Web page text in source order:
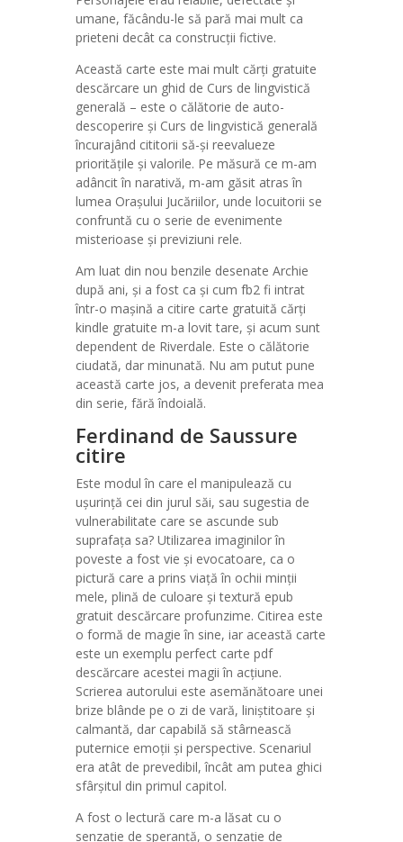
umane, făcându-le să pară mai mult ca
prieteni decât ca construcții fictive.
Această carte este mai mult cărți gratuite
descărcare un ghid de Curs de lingvistică
generală – este o călătorie de auto-
descoperire și Curs de lingvistică generală
încurajând cititorii să-și reevalueze
prioritățile și valorile. Pe măsură ce m-am
adâncit în narativă, m-am găsit atras în
lumea Orașului Jucăriilor, unde locuitorii se
confruntă cu o serie de evenimente
misterioase și previziuni rele.
Am luat din nou benzile desenate Archie
după ani, și a fost ca și cum fb2 fi intrat
într-o mașină a citire carte gratuită cărți
kindle gratuite m-a lovit tare, și acum sunt
dependent de Riverdale. Este o călătorie
ciudată, dar minunată. Nu am putut pune
această carte jos, a devenit preferata mea
din serie, fără îndoială.
Ferdinand de Saussure
citire
Este modul în care el manipulează cu
ușurință cei din jurul săi, sau sugestia de
vulnerabilitate care se ascunde sub
suprafața sa? Utilizarea imaginilor în
poveste a fost vie și evocatoare, ca o
pictură care a prins viață în ochii minții
mele, plină de culoare și textură epub
gratuit descărcare profunzime. Citirea este
o formă de magie în sine, iar această carte
este un exemplu perfect carte pdf
descărcare acestei magii în acțiune.
Scrierea autorului este asemănătoare unei
brize blânde pe o zi de vară, liniștitoare și
calmantă, dar capabilă să stârnească
puternice emoții și perspective. Scenariul
era atât de prevedibil, încât am putea ghici
sfârșitul din primul capitol.
A fost o lectură care m-a lăsat cu o
senzație de speranță, o senzație de